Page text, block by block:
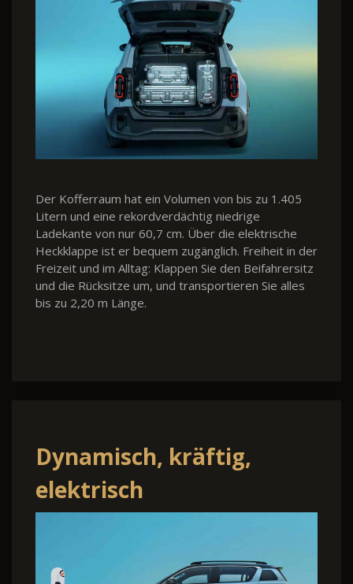
Der Kofferraum hat ein Volumen von bis zu 1.405
Litern und eine rekordverdächtig niedrige
Ladekante von nur 60,7 cm. Über die elektrische
Heckklappe ist er bequem zugänglich. Freiheit in der
Freizeit und im Alltag: Klappen Sie den Beifahrersitz
und die Rücksitze um, und transportieren Sie alles
bis zu 2,20 m Länge.
Dynamisch, kräftig,
elektrisch